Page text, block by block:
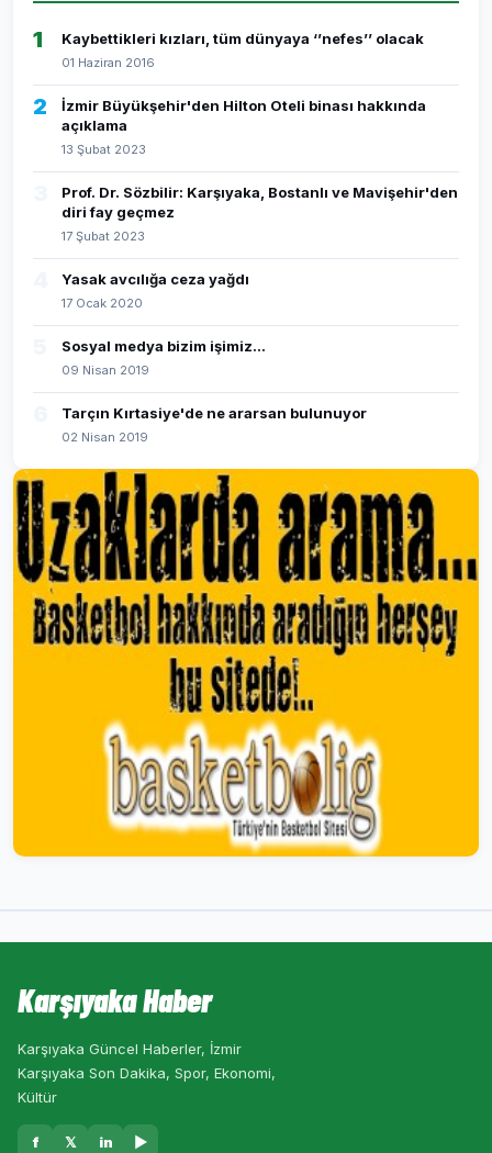
1 Kaybettikleri kızları, tüm dünyaya ‘’nefes’’ olacak
01 Haziran 2016
2
İzmir Büyükşehir'den Hilton Oteli binası hakkında
açıklama
13 Şubat 2023
Prof. Dr. Sözbilir: Karşıyaka, Bostanlı ve Mavişehir'den
diri fay geçmez
17 Şubat 2023
Yasak avcılığa ceza yağdı
17 Ocak 2020
Sosyal medya bizim işimiz...
09 Nisan 2019
Tarçın Kırtasiye'de ne ararsan bulunuyor
02 Nisan 2019
Karşıyaka Haber
Karşıyaka Güncel Haberler, İzmir
Karşıyaka Son Dakika, Spor, Ekonomi,
Kültür
f 𝕏 in ▶